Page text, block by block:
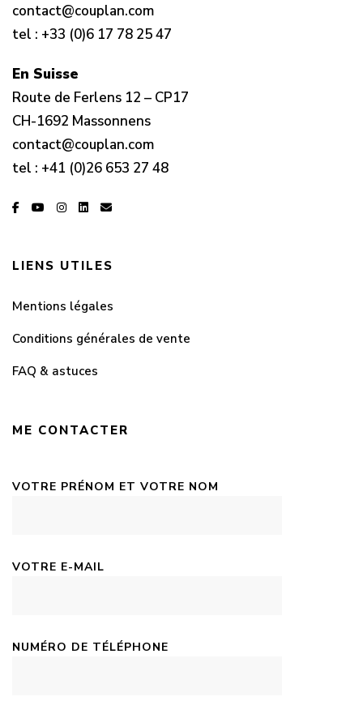
contact@couplan.com
tel : +33 (0)6 17 78 25 47
En Suisse
Route de Ferlens 12 – CP17
CH-1692 Massonnens
contact@couplan.com
tel : +41 (0)26 653 27 48
LIENS UTILES
Mentions légales
Conditions générales de vente
FAQ & astuces
ME CONTACTER
VOTRE PRÉNOM ET VOTRE NOM
VOTRE E-MAIL
NUMÉRO DE TÉLÉPHONE